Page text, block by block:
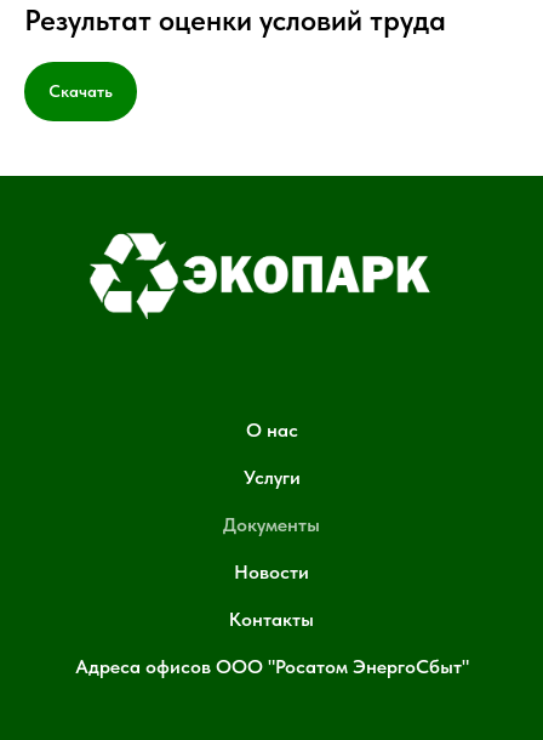
Результат оценки условий труда
Скачать
О нас
Услуги
Документы
Новости
Контакты
Адреса офисов ООО "Росатом ЭнергоСбыт"